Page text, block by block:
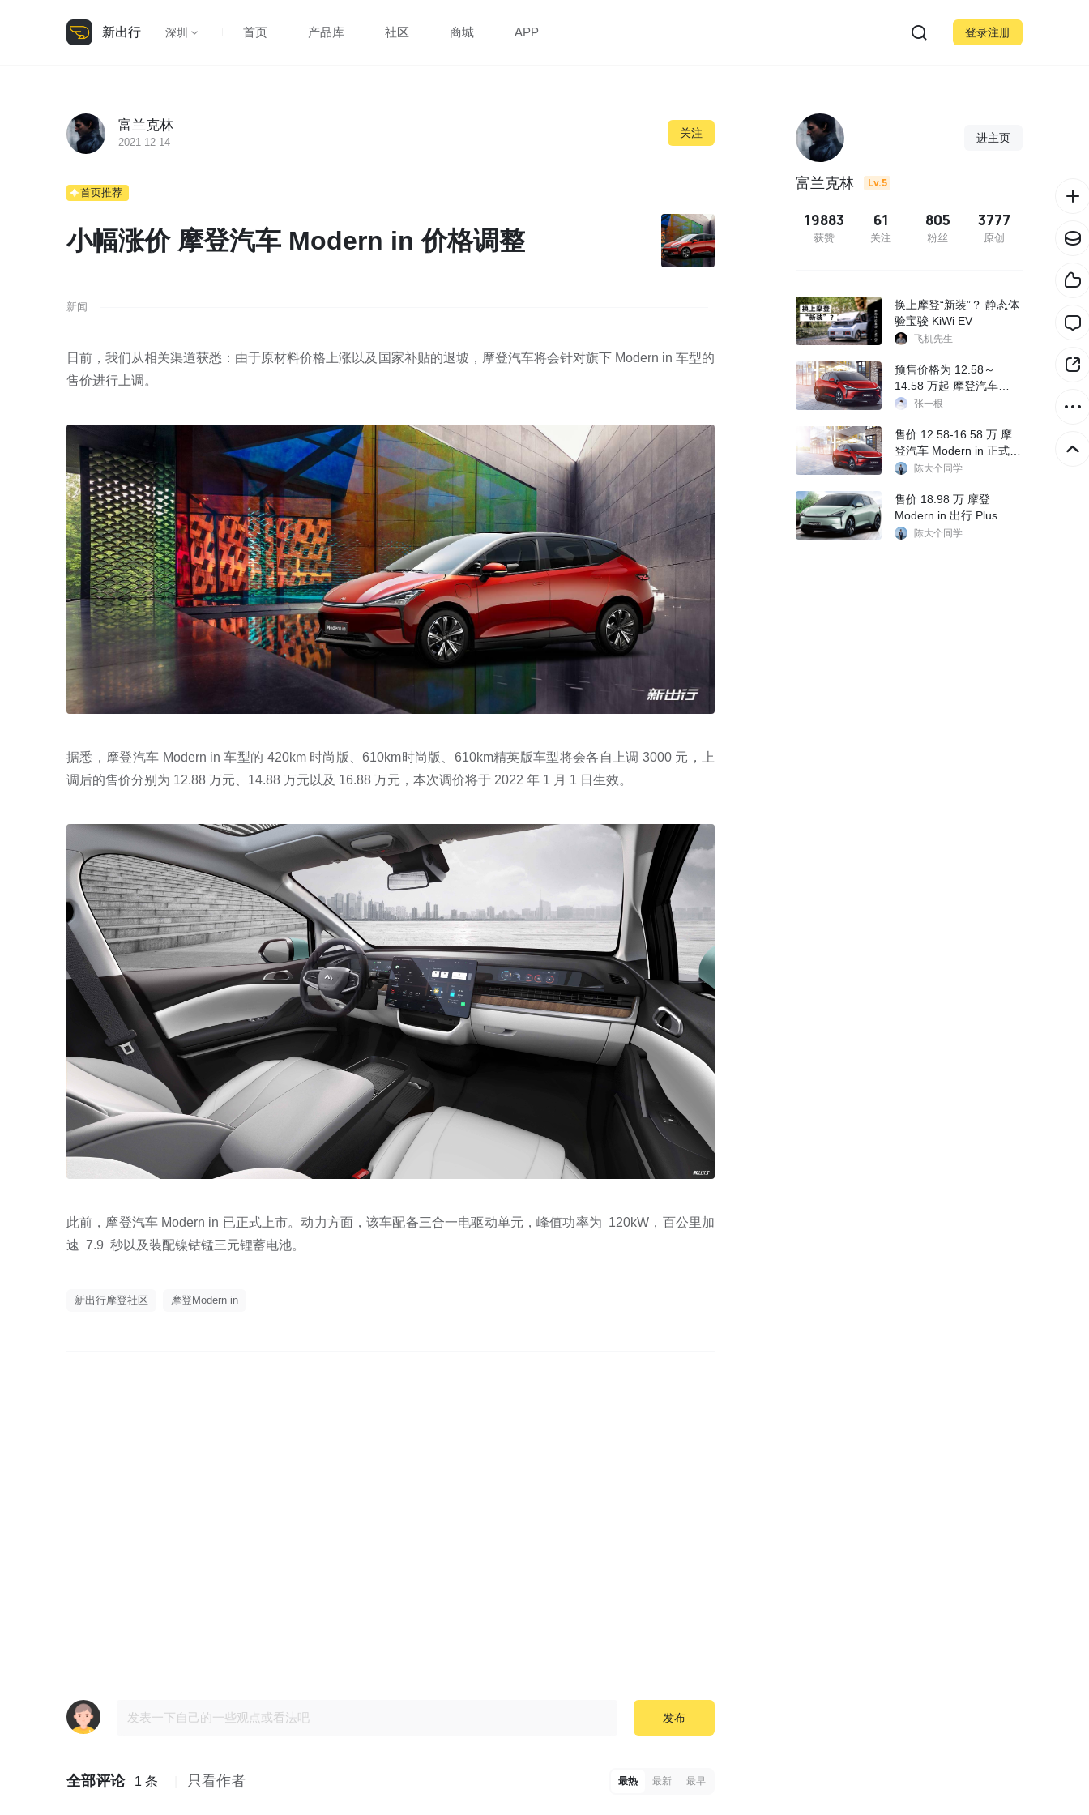
新出行 深圳 首页 产品库 社区 商城 APP 登录注册
富兰克林
2021-12-14
关注
首页推荐
小幅涨价 摩登汽车 Modern in 价格调整
新闻
日前，我们从相关渠道获悉：由于原材料价格上涨以及国家补贴的退坡，摩登汽车将会针对旗下 Modern in 车型的
售价进行上调。
据悉，摩登汽车 Modern in 车型的 420km 时尚版、610km时尚版、610km精英版车型将会各自上调 3000 元，上
调后的售价分别为 12.88 万元、14.88 万元以及 16.88 万元，本次调价将于 2022 年 1 月 1 日生效。
此前，摩登汽车 Modern in 已正式上市。动力方面，该车配备三合一电驱动单元，峰值功率为 120kW，百公里加
速 7.9 秒以及装配镍钴锰三元锂蓄电池。
新出行摩登社区 摩登Modern in
进主页
富兰克林 Lv.5
19883
获赞
61
关注
805
粉丝
3777
原创
换上摩登“新装”？ 静态体
验宝骏 KiWi EV
飞机先生
预售价格为 12.58～
14.58 万起 摩登汽车
Modern in 开启预售
张一根
售价 12.58-16.58 万 摩
登汽车 Modern in 正式上
市
陈大个同学
售价 18.98 万 摩登
Modern in 出行 Plus 版
上市陈大个同学
发布
全部评论 1 条 只看作者 最热 最新 最早